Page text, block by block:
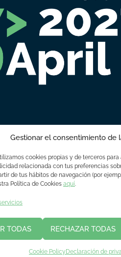
Gestionar el consentimiento de
cookies propias y de terceros
relacionada con tus preferencias
de tus hábitos de navegación (por
Política de Cookies aquí.
TODAS RECHAZAR TODAS
Cookie Policy Declaración de